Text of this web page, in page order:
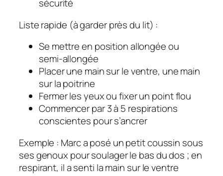
sécurité
Liste rapide (à garder près du lit) :
Se mettre en position allongée ou
semi-allongée
Placer une main sur le ventre, une main
sur la poitrine
Fermer les yeux ou fixer un point flou
Commencer par 3 à 5 respirations
conscientes pour s’ancrer
Exemple : Marc a posé un petit coussin sous
ses genoux pour soulager le bas du dos ; en
respirant, il a senti la main sur le ventre